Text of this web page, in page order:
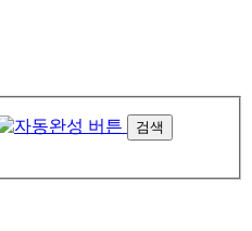
검색